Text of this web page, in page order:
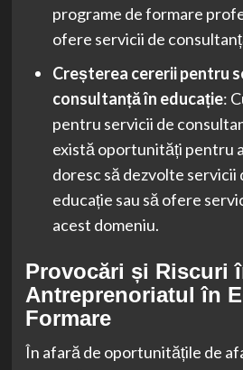
programe de formare
ofere servicii de
Creșterea cererii pentru
consultanță în educație:
pentru servicii de
există oportunități pentru
doresc să dezvolte servicii
educație sau să ofere
acest domeniu.
Provocări și Riscuri
Antreprenoriatul în
Formare
În afară de oportunitățile de